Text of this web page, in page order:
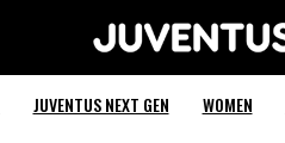
JUVENTUS NEXT GEN WOMEN